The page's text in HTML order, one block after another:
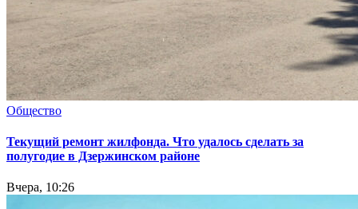
Общество
Текущий ремонт жилфонда. Что удалось сделать за
полугодие в Дзержинском районе
Вчера, 10:26